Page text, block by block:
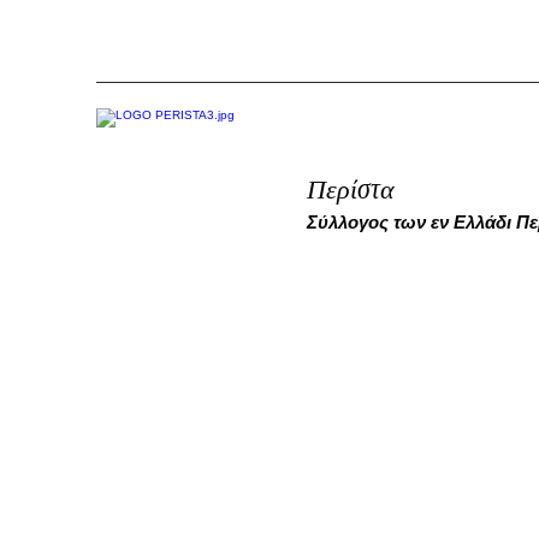
Περίστα
Σύλλογος των εν Ελλάδι